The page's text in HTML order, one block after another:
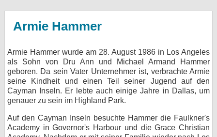
Armie Hammer
Armie Hammer wurde am 28. August 1986 in Los Angeles
als Sohn von Dru Ann und Michael Armand Hammer
geboren. Da sein Vater Unternehmer ist, verbrachte Armie
seine Kindheit und einen Teil seiner Jugend auf den
Cayman Inseln. Er lebte auch einige Jahre in Dallas, um
genauer zu sein im Highland Park.
Auf den Cayman Inseln besuchte Hammer die Faulkner's
Academy in Governor's Harbour und die Grace Christian
KULTUR
Specials
SERVICE
Gewinnspiele
Forum